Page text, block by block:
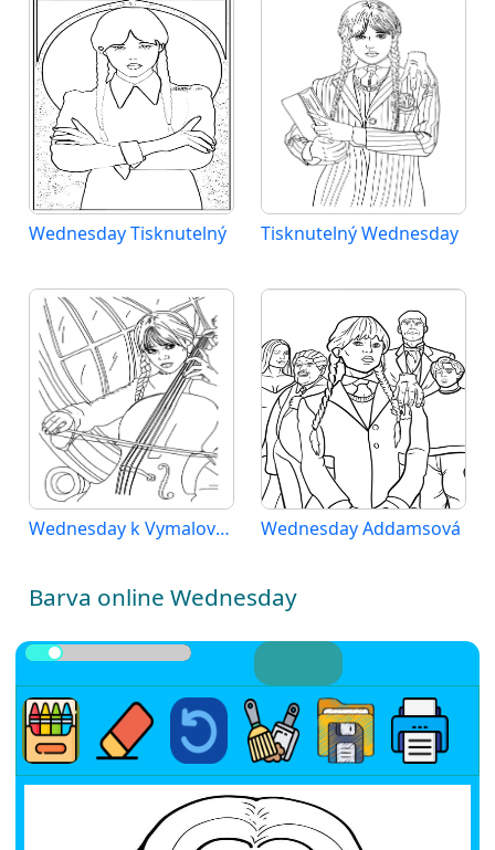
Wednesday Tisknutelný Tisknutelný Wednesday
Wednesday k Vymalování Wednesday Addamsová
Barva online Wednesday